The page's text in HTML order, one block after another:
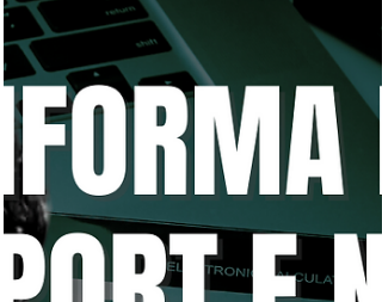
Storie straordinarie:
Andrea Cesolini